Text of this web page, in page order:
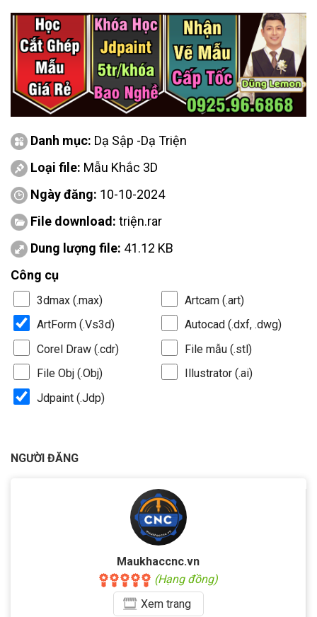
Danh mục: Dạ Sập -Dạ Triện
Loại file: Mẫu Khắc 3D
Ngày đăng: 10-10-2024
File download: triện.rar
Dung lượng file: 41.12 KB
Công cụ
3dmax (.max)
Artcam (.art)
ArtForm (.Vs3d)
Autocad (.dxf, .dwg)
Corel Draw (.cdr)
File mẫu (.stl)
File Obj (.Obj)
Illustrator (.ai)
Jdpaint (.Jdp)
NGƯỜI ĐĂNG
Maukhaccnc.vn
(Hạng đồng)
Xemtrang